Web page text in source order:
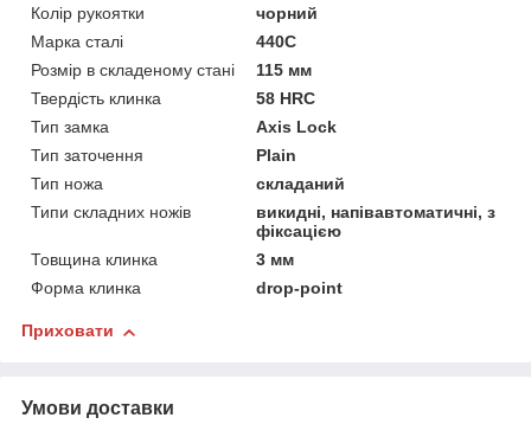
Колір рукоятки
чорний
Марка сталі
440C
Розмір в складеному стані
115 мм
Твердість клинка
58 HRC
Тип замка
Axis Lock
Тип заточення
Plain
Тип ножа
складаний
Типи складних ножів
викидні, напівавтоматичні, з
фіксацією
Товщина клинка
3 мм
Форма клинка
drop-point
Приховати
Умови доставки